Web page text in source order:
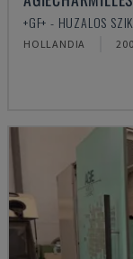
+GF+ - HUZALOS
HOLLANDIA